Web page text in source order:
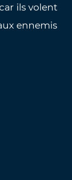
ils volent
ennemis